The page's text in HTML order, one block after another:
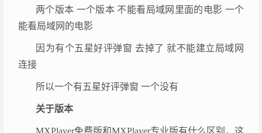
两个版本 一个版本 不能看局域网里面的电影 一个
能看局域网的电影
因为有个五星好评弹窗 去掉了 就不能建立局域网
连接
所以一个有五星好评弹窗 一个没有
关于版本